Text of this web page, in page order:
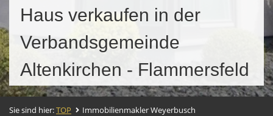
Haus verkaufen in der
Verbandsgemeinde
Altenkirchen - Flammersfeld
Sie sind hier:TOP Immobilienmakler Weyerbusch